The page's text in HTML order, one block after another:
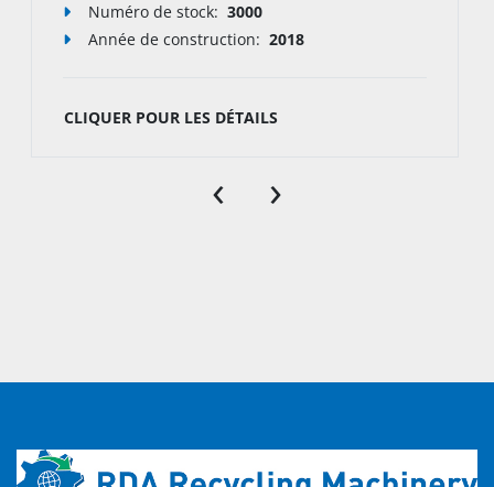
Numéro de stock: 3000
Année de construction: 2018
CLIQUER POUR LES DÉTAILS
‹ ›